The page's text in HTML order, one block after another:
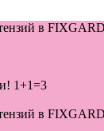
в
1+1=3
в